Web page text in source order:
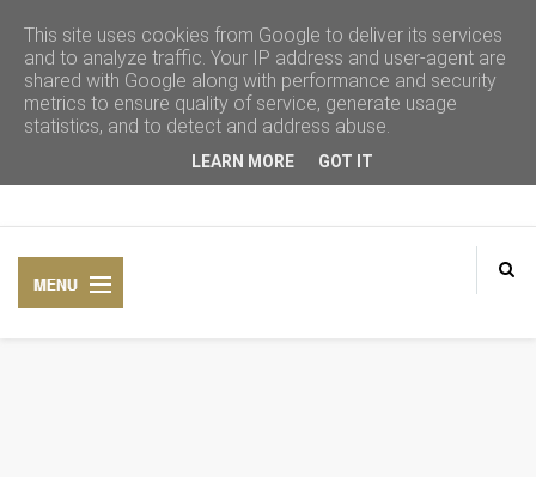
This site uses cookies from Google to deliver its services
and to analyze traffic. Your IP address and user-agent are
shared with Google along with performance and security
metrics to ensure quality of service, generate usage
statistics, and to detect and address abuse.
LEARN MORE GOT IT